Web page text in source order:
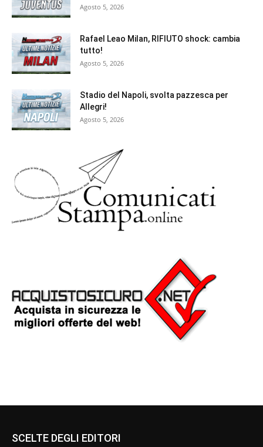
Agosto 5, 2026
Rafael Leao Milan, RIFIUTO shock: cambia
tutto!
Agosto 5, 2026
Stadio del Napoli, svolta pazzesca per
Allegri!
Agosto 5, 2026
SCELTE DEGLI EDITORI